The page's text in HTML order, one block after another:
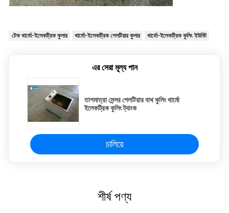
টেক থার্মো-ইলেকট্রিক কুলার থার্মো-ইলেকট্রিক পেলটিয়ার কুলার থার্মো-ইলেকট্রিক কুলিং ইউনিট
এর সেরা মূল্য পান
তাপমাত্রা সেন্সর পেলটিয়ার বাথ কুলিং থার্মো
ইলেকট্রিক কুলিং ট্যাংক
চালিয়ে
শীর্ষ পণ্য